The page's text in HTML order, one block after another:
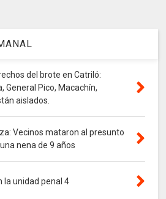
del brote en Catriló:
General Pico, Macachín,
aislados.
Vecinos mataron al presunto
nena de 9 años
la unidad penal 4